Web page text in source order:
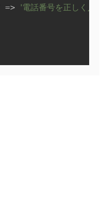
=> '電話番号を正しく入